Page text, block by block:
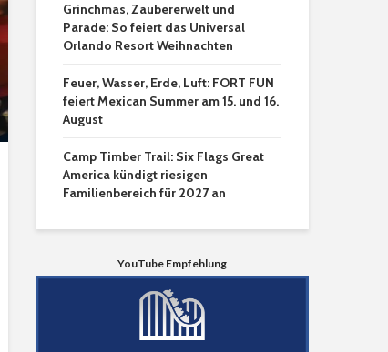
Grinchmas, Zaubererwelt und
Parade: So feiert das Universal
Orlando Resort Weihnachten
Feuer, Wasser, Erde, Luft: FORT FUN
feiert Mexican Summer am 15. und 16.
August
Camp Timber Trail: Six Flags Great
America kündigt riesigen
Familienbereich für 2027 an
YouTube Empfehlung